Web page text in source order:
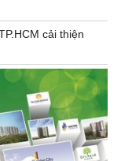
cải thiện